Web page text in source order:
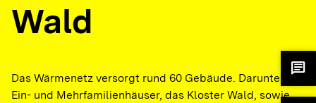
Wald
Das Wärmenetz versorgt rund 60 Gebäude. Darunter
Ein- und Mehrfamilienhäuser, das Kloster Wald, sowie
chat